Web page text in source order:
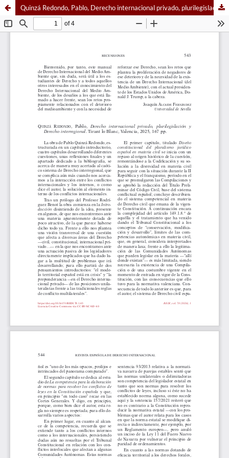
Quinzá Redondo, Pablo, Derecho internacional privado, plurilegislación y Derecho interregional. Tirant lo Blanc, Valencia, 2025, 167 pp.